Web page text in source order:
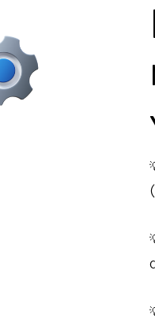
(